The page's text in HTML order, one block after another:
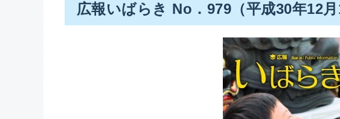
広報いばらき No．979（平成30年12月